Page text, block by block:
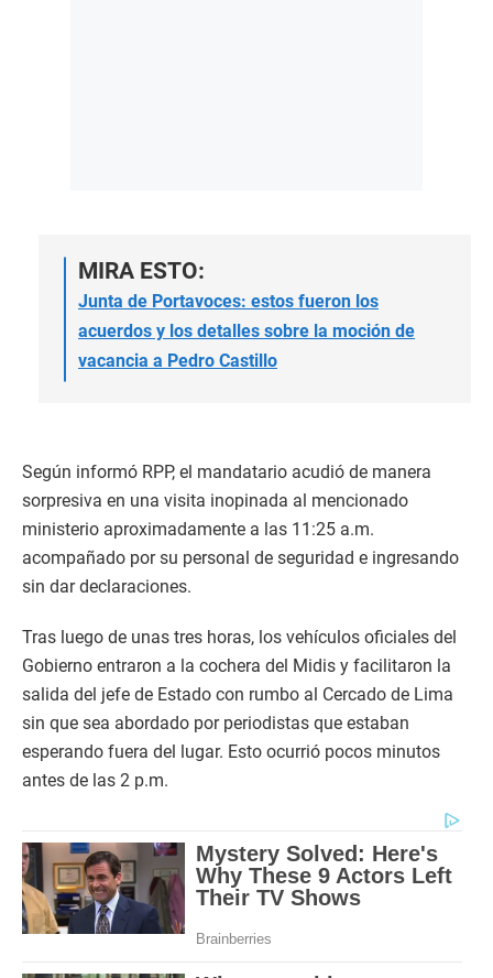
MIRA ESTO:
Junta de Portavoces: estos fueron los
acuerdos y los detalles sobre la moción de
vacancia a Pedro Castillo
Según informó RPP, el mandatario acudió de manera
sorpresiva en una visita inopinada al mencionado
ministerio aproximadamente a las 11:25 a.m.
acompañado por su personal de seguridad e ingresando
sin dar declaraciones.
Tras luego de unas tres horas, los vehículos oficiales del
Gobierno entraron a la cochera del Midis y facilitaron la
salida del jefe de Estado con rumbo al Cercado de Lima
sin que sea abordado por periodistas que estaban
esperando fuera del lugar. Esto ocurrió pocos minutos
antes de las 2 p.m.